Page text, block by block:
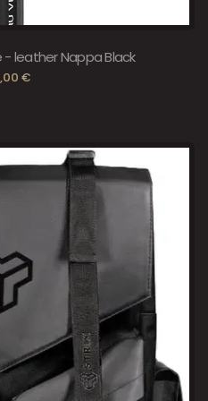
- leather Nappa Black
€